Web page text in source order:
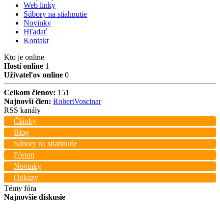
Web linky
Súbory na stiahnutie
Novinky
Hľadať
Kontakt
Kto je online
Hostí online 1
Užívateľov online 0
Celkom členov: 151
Najnovší člen: RobertVoscinar
RSS kanály
Články
Blog
Súbory na stiahnutie
Fórum
Novinky
Odkazy
Témy fóra
Najnovšie diskusie